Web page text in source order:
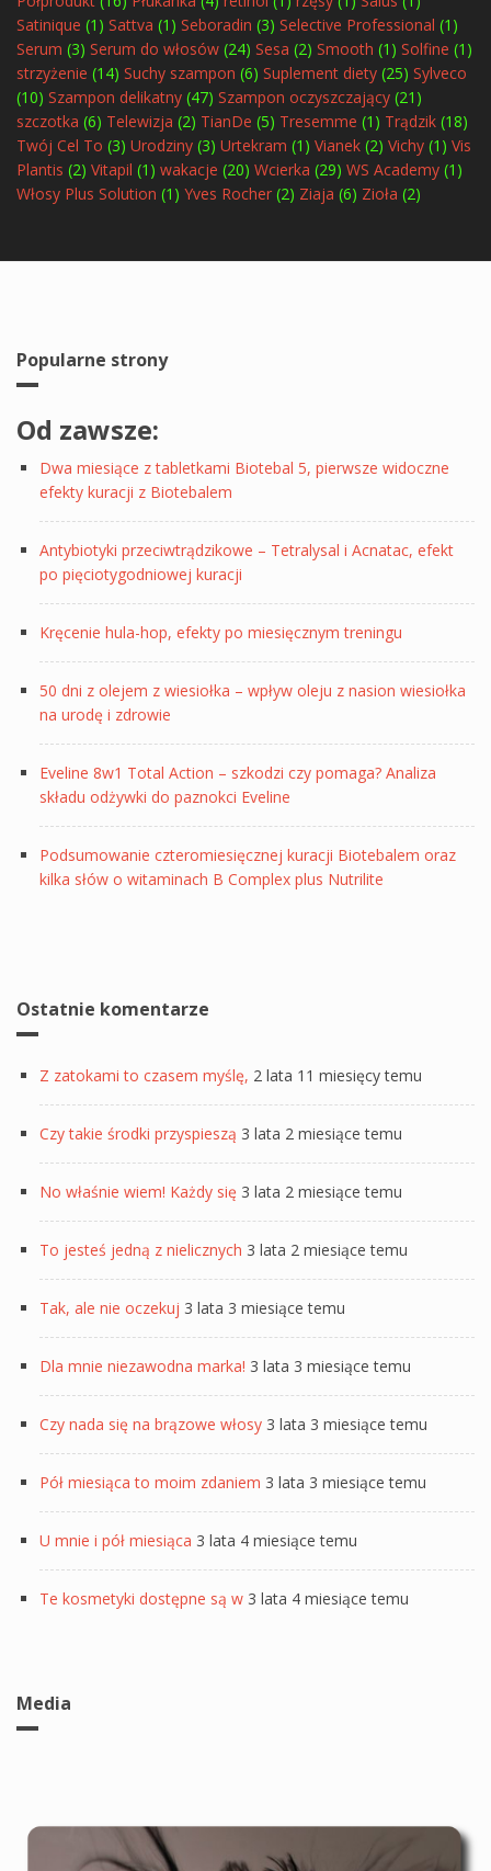
Satinique (1) Sattva (1) Seboradin (3) Selective Professional (1)
Serum (3) Serum do włosów (24) Sesa (2) Smooth (1) Solfine (1)
strzyżenie (14) Suchy szampon (6) Suplement diety (25) Sylveco
(10) Szampon delikatny (47) Szampon oczyszczający (21)
szczotka (6) Telewizja (2) TianDe (5) Tresemme (1) Trądzik (18)
Twój Cel To (3) Urodziny (3) Urtekram (1) Vianek (2) Vichy (1) Vis
Plantis (2) Vitapil (1) wakacje (20) Wcierka (29) WS Academy (1)
Włosy Plus Solution (1) Yves Rocher (2) Ziaja (6) Zioła (2)
Popularne strony
Od zawsze:
Dwa miesiące z tabletkami Biotebal 5, pierwsze widoczne
efekty kuracji z Biotebalem
Antybiotyki przeciwtrądzikowe – Tetralysal i Acnatac, efekt
po pięciotygodniowej kuracji
Kręcenie hula-hop, efekty po miesięcznym treningu
50 dni z olejem z wiesiołka – wpływ oleju z nasion wiesiołka
na urodę i zdrowie
Eveline 8w1 Total Action – szkodzi czy pomaga? Analiza
składu odżywki do paznokci Eveline
Podsumowanie czteromiesięcznej kuracji Biotebalem oraz
kilka słów o witaminach B Complex plus Nutrilite
Ostatnie komentarze
Z zatokami to czasem myślę, 2 lata 11 miesięcy temu
Czy takie środki przyspieszą 3 lata 2 miesiące temu
No właśnie wiem! Każdy się 3 lata 2 miesiące temu
To jesteś jedną z nielicznych 3 lata 2 miesiące temu
Tak, ale nie oczekuj 3 lata 3 miesiące temu
Dla mnie niezawodna marka! 3 lata 3 miesiące temu
Czy nada się na brązowe włosy 3 lata 3 miesiące temu
Pół miesiąca to moim zdaniem 3 lata 3 miesiące temu
U mnie i pół miesiąca 3 lata 4 miesiące temu
Te kosmetyki dostępne są w 3 lata 4 miesiące temu
Media